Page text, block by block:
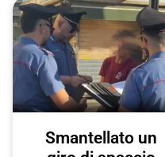
Smantellato un